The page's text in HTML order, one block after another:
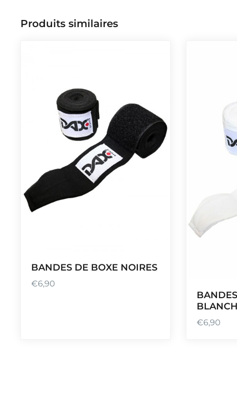
Produits similaires
BANDES DE BOXE NOIRES
€6,90
€6,90